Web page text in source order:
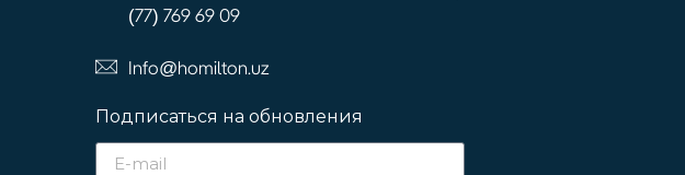
(77) 769 69 09
Info@homilton.uz
Подписаться на обновления